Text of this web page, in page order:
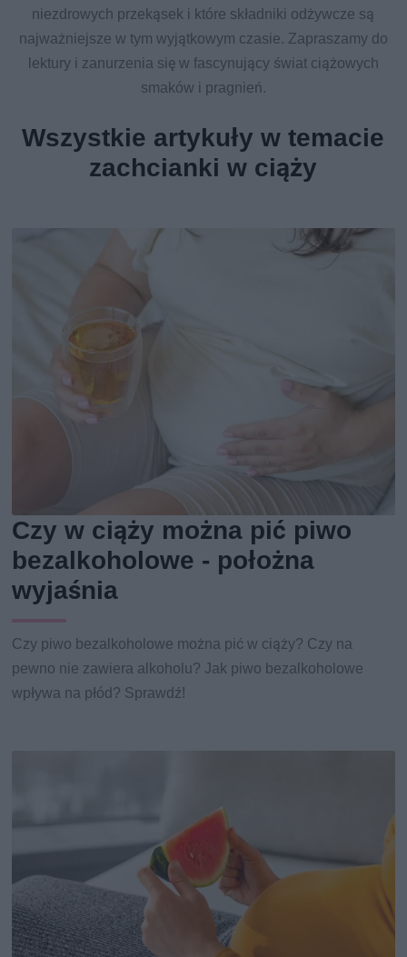
niezdrowych przekąsek i które składniki odżywcze są
najważniejsze w tym wyjątkowym czasie. Zapraszamy do
lektury i zanurzenia się w fascynujący świat ciążowych
smaków i pragnień.
Wszystkie artykuły w temacie
zachcianki w ciąży
Czy w ciąży można pić piwo
bezalkoholowe - położna
wyjaśnia
Czy piwo bezalkoholowe można pić w ciąży? Czy na
pewno nie zawiera alkoholu? Jak piwo bezalkoholowe
wpływa na płód? Sprawdź!